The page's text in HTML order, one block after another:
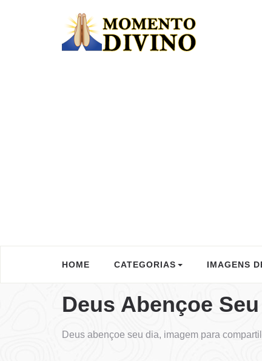
HOME CATEGORIAS IMAGENS
Deus Abençoe
Deus abençoe seu dia, imagem para